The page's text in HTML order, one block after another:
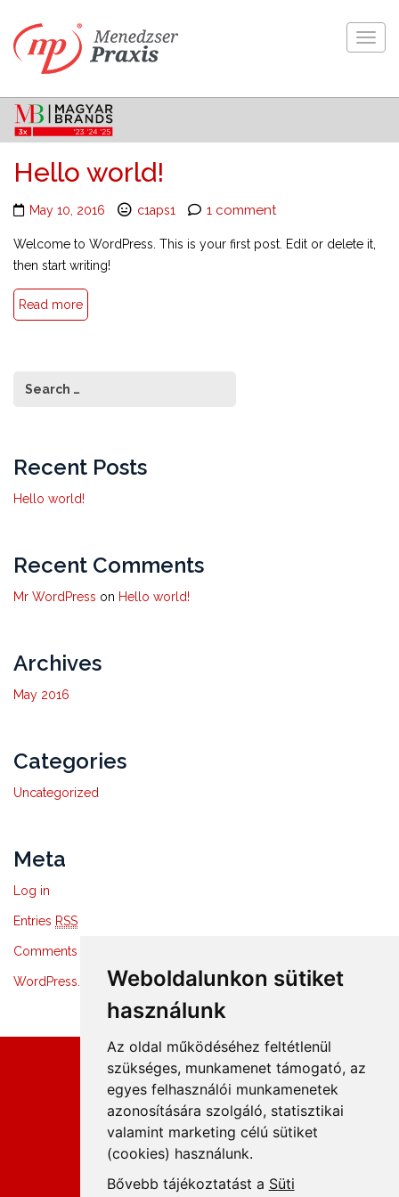
Weboldalunkon sütiket
használunk
Az oldal működéséhez feltétlenül
szükséges, munkamenet támogató, az
egyes felhasználói munkamenetek
azonosítására szolgáló, statisztikai
valamint marketing célú sütiket
(cookies) használunk.
Bővebb tájékoztatást a Süti
Hello world!
May 10, 2016 c1aps1 1 comment
Welcome to WordPress. This is your first post. Edit or delete it,
then start writing!
Read more
Recent Posts
Hello world!
Recent Comments
Mr WordPress on Hello world!
Archives
May 2016
Categories
Uncategorized
Meta
Log in
Entries RSS
Comments
WordPress.org
+36 1 8807600
info@mprx.hu